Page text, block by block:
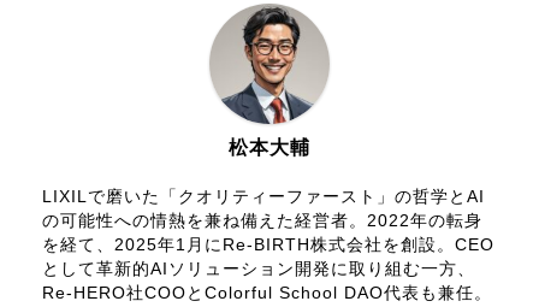
松本大輔
LIXILで磨いた「クオリティーファースト」の哲学とAI
の可能性への情熱を兼ね備えた経営者。2022年の転身
を経て、2025年1月にRe-BIRTH株式会社を創設。CEO
として革新的AIソリューション開発に取り組む一方、
Re-HERO社COOとColorful School DAO代表も兼任。